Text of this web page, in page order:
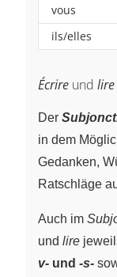
vous
ils/elles
Écrire und lire
Der
in dem
Gedanken,
Ratschläge
Auch im
und lire
v- und -s-